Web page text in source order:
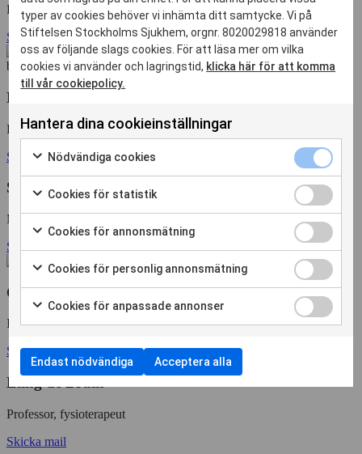
Projektansvarig, professor, fysioterapeut
Skicka mail
Elisabeth Åkesson
Docent, lektor, läkare på Stockholms Sjukhem
Skicka mail
Sara Mattsson
Msc, fysioterapeut på Stockholms Sjukhem
Skicka mail
Carin Åsen
IT-chef på Stockholms Sjukhem
Skicka mail
Eling de Bruin
Professor, fysioterapeut
Skicka mail
typer av cookies behöver vi inhämta ditt samtycke. Vi på
Stiftelsen Stockholms Sjukhem, orgnr. 8020029818 använder
oss av följande slags cookies. För att läsa mer om vilka
cookies vi använder och lagringstid, klicka här för att komma
till vår cookiepolicy.
Hantera dina cookieinställningar
Nödvändiga cookies
Markera
för
samtycka
till
användning
av
Nödvändiga
cookies
kryssruta
Cookies för statistik
Markera
för
samtycka
till
användning
av
statistik
Cookies
för
statistik
kryssruta
Cookies för annonsmätning
Markera
för
samtycka
till
användning
Cookies
för
annonsmätning
Cookies
för
kryssruta
Cookies för personlig annonsmätning
Markera
för
samtycka
till
användning
av
Cookies
personlig
annonsmätning
Cookies
för
personlig
kryssruta
Cookies för anpassade annonser
Markera
att
samtycka
till
av
för
Cookies
för
Endast nödvändiga Acceptera alla